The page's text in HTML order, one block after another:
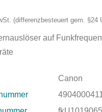
(differenzbesteuert gem. §24
auf
Canon